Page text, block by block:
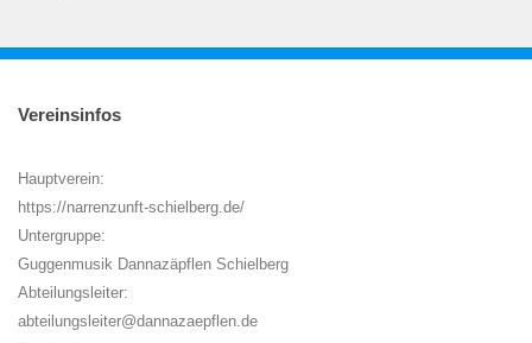
Vereinsinfos
Hauptverein:
https://narrenzunft-schielberg.de/
Untergruppe:
Guggenmusik Dannazäpflen Schielberg
Abteilungsleiter:
abteilungsleiter@dannazaepflen.de